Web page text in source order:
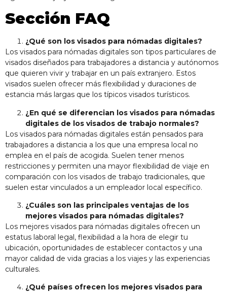
Sección FAQ
¿Qué son los visados para nómadas digitales?
Los visados para nómadas digitales son tipos particulares de
visados diseñados para trabajadores a distancia y autónomos
que quieren vivir y trabajar en un país extranjero. Estos
visados suelen ofrecer más flexibilidad y duraciones de
estancia más largas que los típicos visados turísticos.
¿En qué se diferencian los visados para nómadas
digitales de los visados de trabajo normales?
Los visados para nómadas digitales están pensados para
trabajadores a distancia a los que una empresa local no
emplea en el país de acogida. Suelen tener menos
restricciones y permiten una mayor flexibilidad de viaje en
comparación con los visados de trabajo tradicionales, que
suelen estar vinculados a un empleador local específico.
¿Cuáles son las principales ventajas de los
mejores visados para nómadas digitales?
Los mejores visados para nómadas digitales ofrecen un
estatus laboral legal, flexibilidad a la hora de elegir tu
ubicación, oportunidades de establecer contactos y una
mayor calidad de vida gracias a los viajes y las experiencias
culturales.
¿Qué países ofrecen los mejores visados para